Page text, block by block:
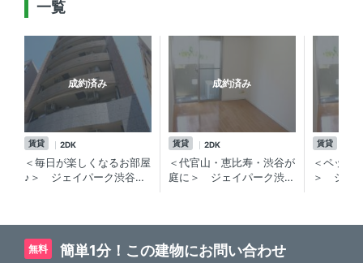
一覧
成約済み
賃貸 2DK
＜毎日が楽しくなるお部屋
♪＞ ジェイパーク渋谷イ
成約済み
賃貸 2DK
＜代官山・恵比寿・渋谷が
庭に＞ ジェイパーク渋谷
賃貸
＜ペット
＞ ジェ
無料 簡単1分！この建物にお問い合わせ